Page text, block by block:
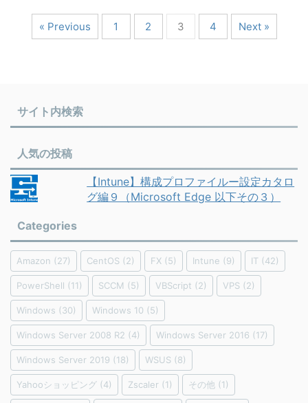
« Previous 1 2 3 4 Next »
サイト内検索
人気の投稿
【Intune】構成プロファイルー設定カタロ
グ編９（Microsoft Edge 以下その３）
Categories
Amazon (27) CentOS (2) FX (5) Intune (9) IT (42)
PowerShell (11) SCCM (5) VBScript (2) VPS (2)
Windows (30) Windows 10 (5)
Windows Server 2008 R2 (4) Windows Server 2016 (17)
Windows Server 2019 (18) WSUS (8)
Yahooショッピング (4) Zscaler (1) その他 (1)